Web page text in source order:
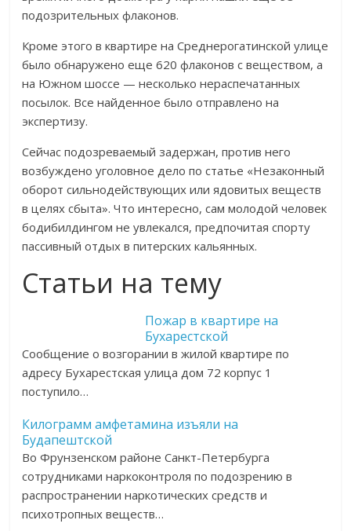
подозрительных флаконов.
Кроме этого в квартире на Среднерогатинской улице
было обнаружено еще 620 флаконов с веществом, а
на Южном шоссе — несколько нераспечатанных
посылок. Все найденное было отправлено на
экспертизу.
Сейчас подозреваемый задержан, против него
возбуждено уголовное дело по статье «Незаконный
оборот сильнодействующих или ядовитых веществ
в целях сбыта». Что интересно, сам молодой человек
бодибилдингом не увлекался, предпочитая спорту
пассивный отдых в питерских кальянных.
Статьи на тему
Пожар в квартире на
Бухарестской
Сообщение о возгорании в жилой квартире по
адресу Бухарестская улица дом 72 корпус 1
поступило…
Килограмм амфетамина изъяли на
Будапештской
Во Фрунзенском районе Санкт-Петербурга
сотрудниками наркоконтроля по подозрению в
распространении наркотических средств и
психотропных веществ…